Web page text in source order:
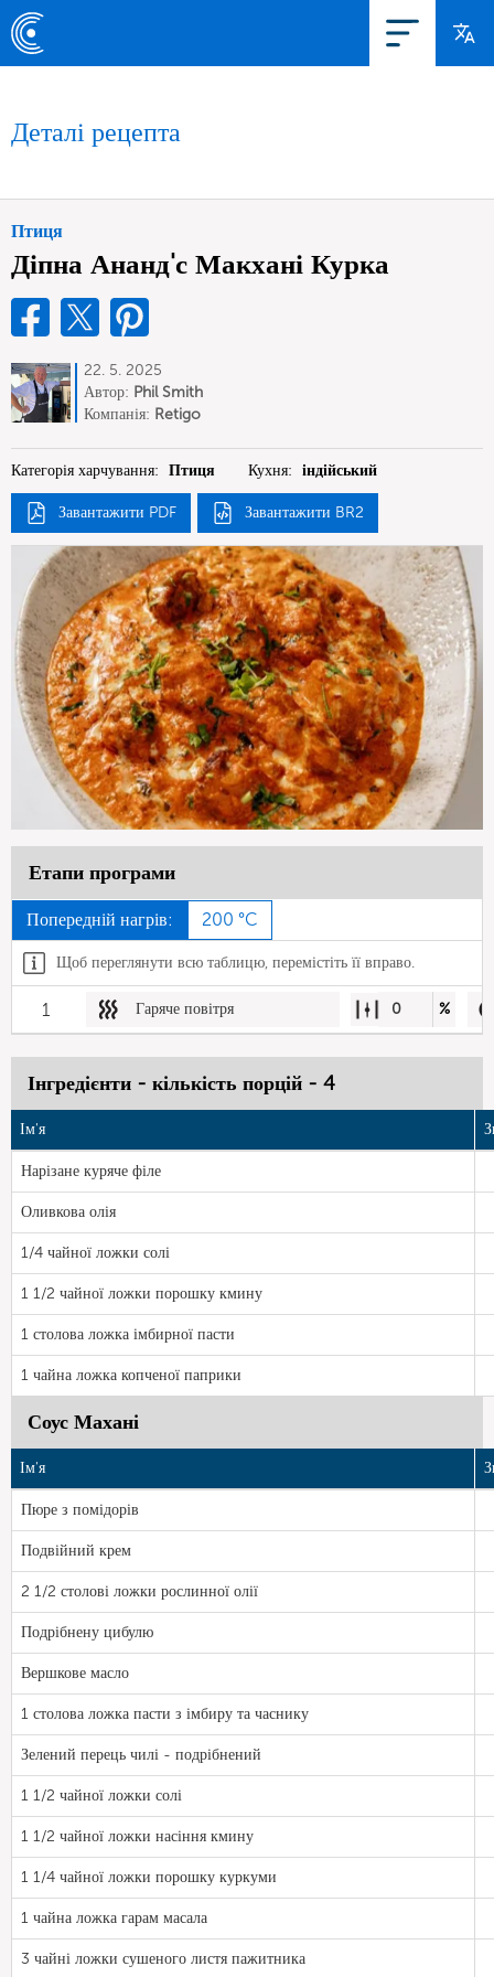
Деталі рецепта
Птиця
Діпна Ананд'с Макхані Курка
22. 5. 2025
Автор: Phil Smith
Компанія: Retigo
Категорія харчування: Птиця Кухня: індійський
Завантажити PDF Завантажити BR2
Етапи програми
Попередній нагрів: 200 °C
Щоб переглянути всю таблицю, перемістіть її вправо.
1 Гаряче повітря 0 %
Інгредієнти - кількість порцій - 4
Ім'я
Нарізане куряче філе
Оливкова олія
1/4 чайної ложки солі
1 1/2 чайної ложки порошку кмину
1 столова ложка імбирної пасти
1 чайна ложка копченої паприки
Соус Махані
Ім'я
Пюре з помідорів
Подвійний крем
2 1/2 столові ложки рослинної олії
Подрібнену цибулю
Вершкове масло
1 столова ложка пасти з імбиру та часнику
Зелений перець чилі - подрібнений
1 1/2 чайної ложки солі
1 1/2 чайної ложки насіння кмину
1 1/4 чайної ложки порошку куркуми
1 чайна ложка гарам масала
3 чайні ложки сушеного листя пажитника